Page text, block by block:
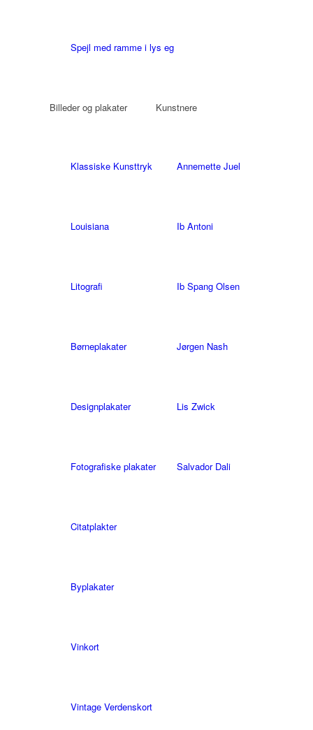
Spejl med ramme i lys eg
Billeder og plakater
Klassiske Kunsttryk
Louisiana
Litografi
Børneplakater
Designplakater
Fotografiske plakater
Citatplakter
Byplakater
Vinkort
Vintage Verdenskort
Kunstnere
Annemette Juel
Ib Antoni
Ib Spang Olsen
Jørgen Nash
Lis Zwick
Salvador Dali